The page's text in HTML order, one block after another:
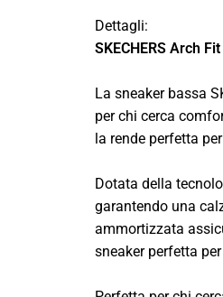
Dettagli:
SKECHERS Arch
La sneaker bassa
per chi cerca
la rende perfetta
Dotata della
garantendo una
ammortizzata
sneaker perfetta